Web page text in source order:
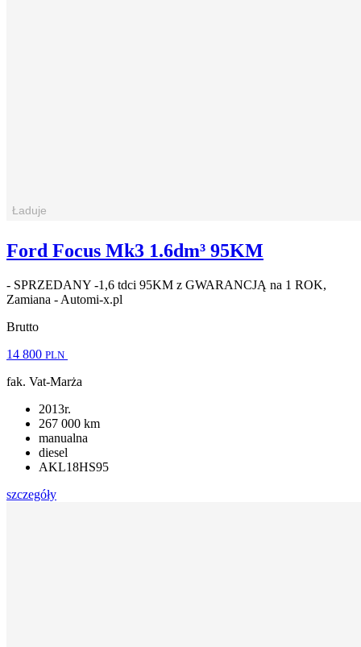
Ford Focus Mk3 1.6dm³ 95KM
- SPRZEDANY -1,6 tdci 95KM z GWARANCJĄ na 1 ROK,
Zamiana - Automi-x.pl
Brutto
14 800 PLN
fak. Vat-Marża
2013r.
267 000 km
manualna
diesel
AKL18HS95
szczegóły